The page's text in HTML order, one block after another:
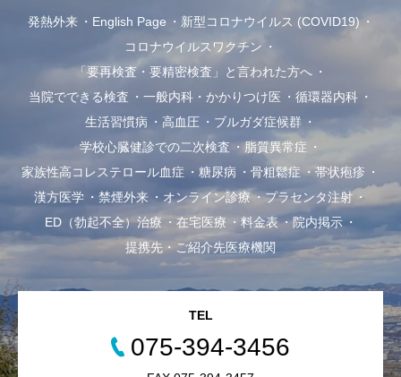
発熱外来 English Page
新型コロナウイルス (COVID19)
コロナウイルスワクチン
「要再検査・要精密検査」と言われた方へ
当院でできる検査
一般内科・かかりつけ医
循環器内科
生活習慣病
高血圧
ブルガダ症候群
学校心臓健診での二次検査
脂質異常症
家族性高コレステロール血症
糖尿病 骨粗鬆症
帯状疱疹
漢方医学
禁煙外来 オンライン診療
プラセンタ注射
ED（勃起不全）治療
在宅医療 料金表
院内掲示
提携先・ご紹介先医療機関
TEL
075-394-3456